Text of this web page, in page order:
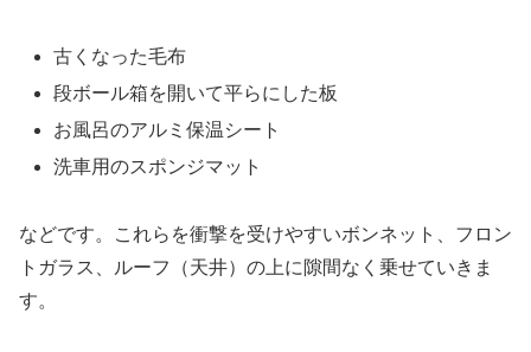
古くなった毛布
段ボール箱を開いて平らにした板
お風呂のアルミ保温シート
洗車用のスポンジマット
などです。これらを衝撃を受けやすいボンネット、フロン
トガラス、ルーフ（天井）の上に隙間なく乗せていきま
す。